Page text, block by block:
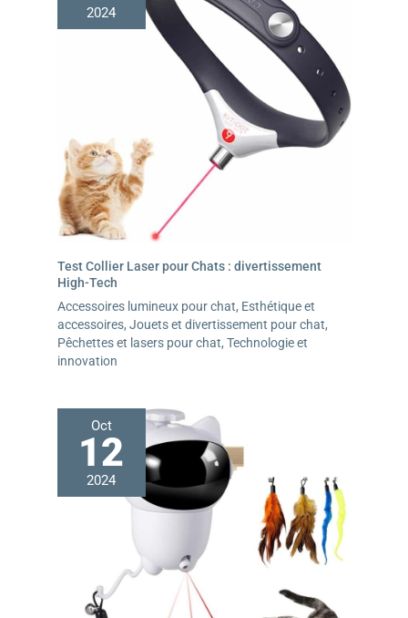
2024
Test Collier Laser pour Chats : divertissement
High-Tech
Accessoires lumineux pour chat, Esthétique et
accessoires, Jouets et divertissement pour chat,
Pêchettes et lasers pour chat, Technologie et
innovation
Oct
12
2024